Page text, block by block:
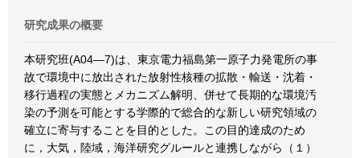
研究成果の概要
本研究班(A04―7)は、東京電力福島第一原子力発電所の事
故で環境中に放出された放射性核種の拡散・輸送・沈着・
移行過程の実態とメカニズム解明、併せて長期的な環境汚
染の予測を可能とする学際的で総合的な新しい研究領域の
確立に寄与することを目的とした。この目的達成のため
に，大気，陸域，海洋研究グルールと連携しながら（１）